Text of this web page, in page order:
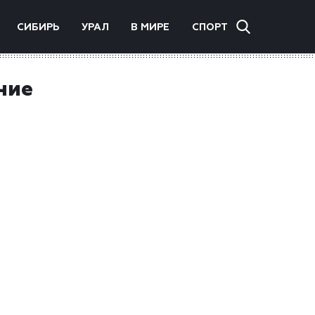
СИБИРЬ УРАЛ В МИРЕ СПОРТ